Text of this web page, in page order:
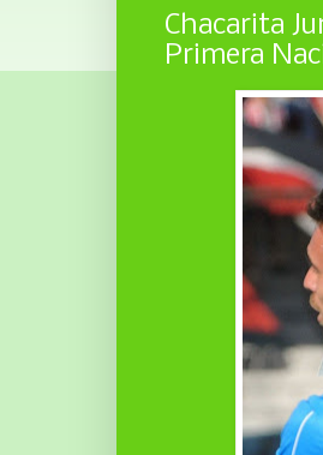
Chacarita
Primera